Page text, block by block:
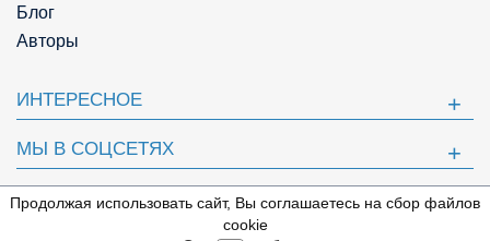
⇩
Блог
Авторы
ИНТЕРЕСНОЕ
МЫ В СОЦСЕТЯХ
ПОЛЕЗНОЕ
Продолжая использовать сайт, Вы соглашаетесь на сбор файлов
cookie